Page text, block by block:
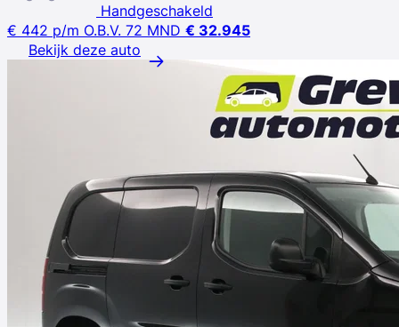
Handgeschakeld
€ 442 p/m O.B.V. 72 MND € 32.945
Bekijk deze auto